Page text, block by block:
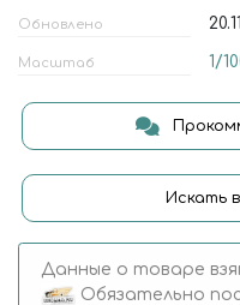
Обновлено
Масштаб 1/
Искать
Данные о товаре
Обязательно